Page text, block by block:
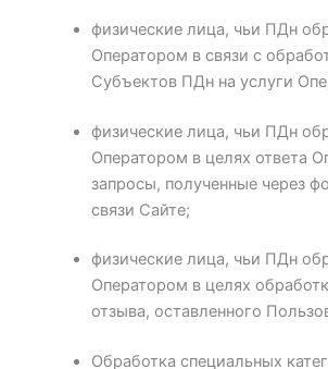
физические лица, чьи ПДн
Оператором в связи с
Субъектов ПДн на услуги
физические лица, чьи ПДн
Оператором в целях ответа
запросы, полученные через
связи Сайте;
физические лица, чьи ПДн
Оператором в целях
отзыва, оставленного
Обработка специальных